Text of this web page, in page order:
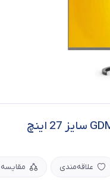
علاقه‌مندی مقایسه